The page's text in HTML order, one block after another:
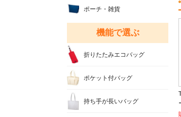
ポーチ・雑貨
機能で選ぶ
折りたたみエコバッグ
ポケット付バッグ
持ち手が長いバッグ